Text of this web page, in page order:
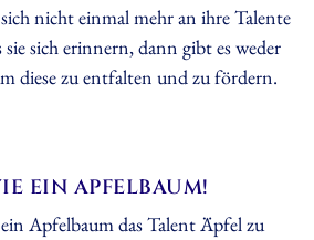
nicht einmal mehr an ihre Talente
sich erinnern, dann gibt es weder
diese zu entfalten und zu fördern.
EIN APFELBAUM!
Apfelbaum das Talent Äpfel zu